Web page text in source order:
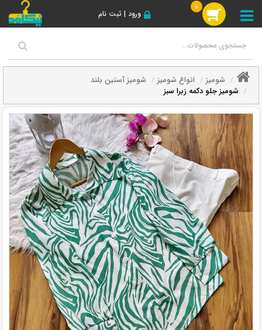
ورود | ثبت نام
0
شومیز انواع شومیز
شومیز آستین بلند
شومیز جلو دکمه زبرا سبز